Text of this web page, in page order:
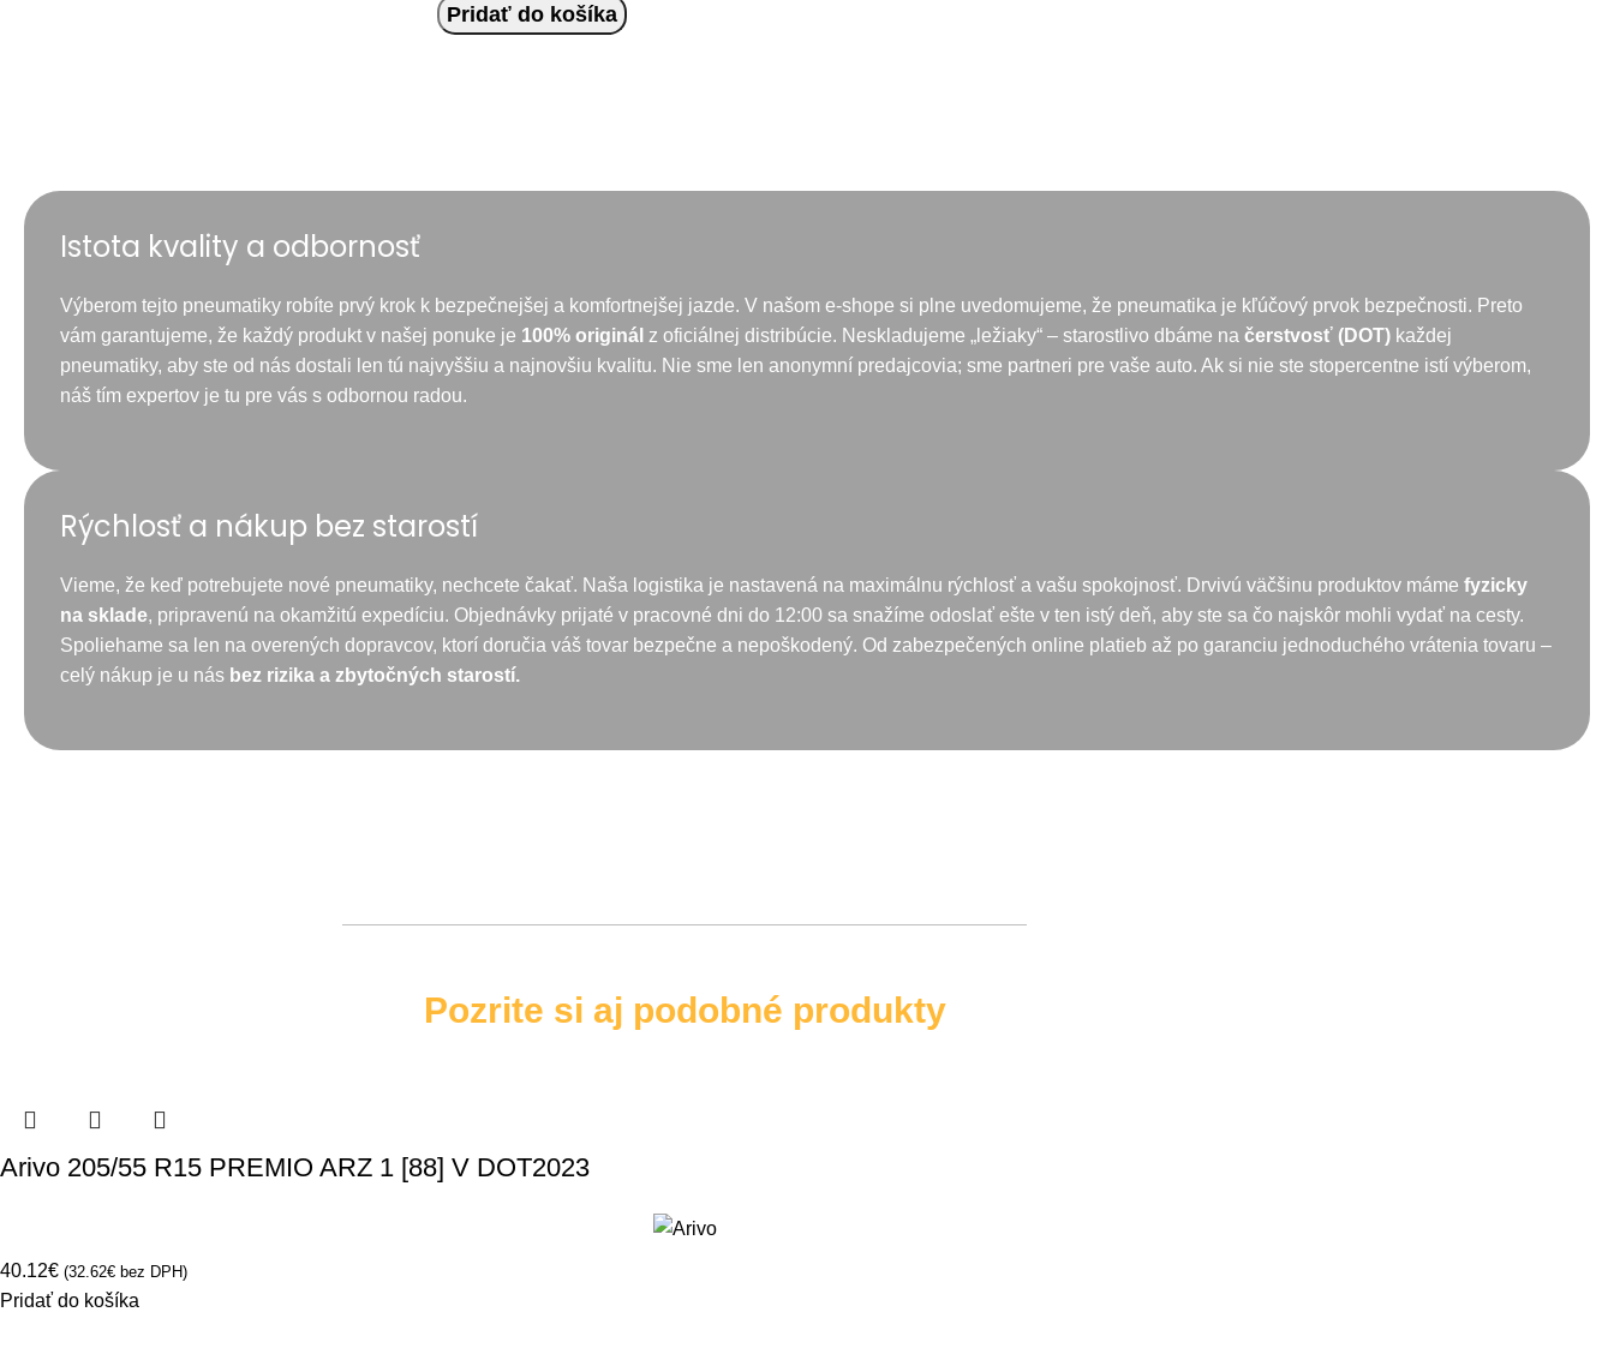
Pridať do košíka
Istota kvality a odbornosť
Výberom tejto pneumatiky robíte prvý krok k bezpečnejšej a komfortnejšej jazde. V našom e-shope si plne uvedomujeme, že pneumatika je kľúčový prvok bezpečnosti. Preto
vám garantujeme, že každý produkt v našej ponuke je 100% originál z oficiálnej distribúcie. Neskladujeme „ležiaky“ – starostlivo dbáme na čerstvosť (DOT) každej
pneumatiky, aby ste od nás dostali len tú najvyššiu a najnovšiu kvalitu. Nie sme len anonymní predajcovia; sme partneri pre vaše auto. Ak si nie ste stopercentne istí výberom,
náš tím expertov je tu pre vás s odbornou radou.
Rýchlosť a nákup bez starostí
Vieme, že keď potrebujete nové pneumatiky, nechcete čakať. Naša logistika je nastavená na maximálnu rýchlosť a vašu spokojnosť. Drvivú väčšinu produktov máme fyzicky
na sklade, pripravenú na okamžitú expedíciu. Objednávky prijaté v pracovné dni do 12:00 sa snažíme odoslať ešte v ten istý deň, aby ste sa čo najskôr mohli vydať na cesty.
Spoliehame sa len na overených dopravcov, ktorí doručia váš tovar bezpečne a nepoškodený. Od zabezpečených online platieb až po garanciu jednoduchého vrátenia tovaru –
celý nákup je u nás bez rizika a zbytočných starostí.
Pozrite si aj podobné produkty
Arivo 205/55 R15 PREMIO ARZ 1 [88] V DOT2023
40.12€ (32.62€ bez DPH)
Pridať do košíka